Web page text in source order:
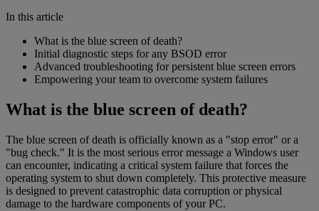
In this article
What is the blue screen of death?
Initial diagnostic steps for any BSOD error
Advanced troubleshooting for persistent blue screen errors
Empowering your team to overcome system failures
What is the blue screen of death?
The blue screen of death is officially known as a "stop error" or a
"bug check." It is the most serious error message a Windows user
can encounter, indicating a critical system failure that forces the
operating system to shut down completely. This protective measure
is designed to prevent catastrophic data corruption or physical
damage to the hardware components of your PC.